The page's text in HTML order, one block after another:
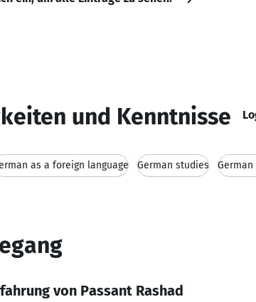
und Kenntnisse
as a foreign language German studies
von Passant Rashad